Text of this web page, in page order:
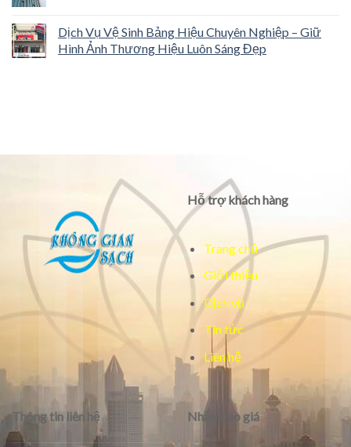
Dịch Vụ Vệ Sinh Bảng Hiệu Chuyên Nghiệp – Giữ
Hình Ảnh Thương Hiệu Luôn Sáng Đẹp
Hỗ trợ khách hàng
Trang chủ
Giới thiệu
Dịch vụ
Tin tức
Liên hệ
Thông tin liên hệ Nhận báo giá